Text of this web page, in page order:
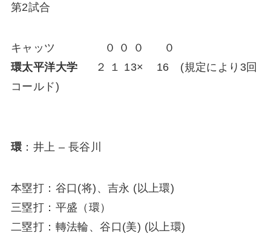
第2試合
キャッツ ０ ０ ０ ０
環太平洋大学 ２ １ 13× 16 (規定により3回
コールド)
環 ：井上 – 長谷川
本塁打：谷口(将)、吉永 (以上環)
三塁打：平盛（環）
二塁打：轉法輪、谷口(美) (以上環)